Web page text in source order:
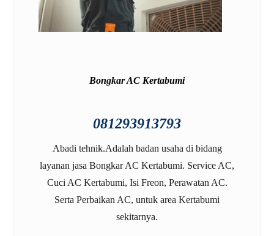
Bongkar AC Kertabumi
081293913793
Abadi tehnik.Adalah badan usaha di bidang
layanan jasa Bongkar AC Kertabumi. Service AC,
Cuci AC Kertabumi, Isi Freon, Perawatan AC.
Serta Perbaikan AC, untuk area Kertabumi
sekitarnya.